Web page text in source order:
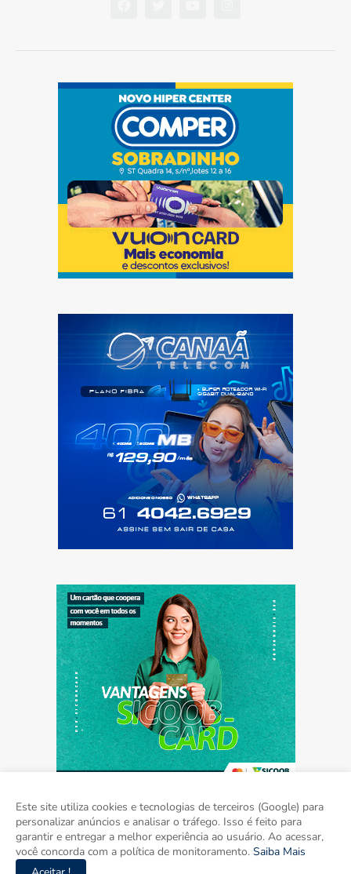
Home Sobre Contato Mídia Kit
Este site utiliza cookies e tecnologias de terceiros (Google) para
personalizar anúncios e analisar o tráfego. Isso é feito para
garantir e entregar a melhor experiência ao usuário. Ao acessar,
você concorda com a política de monitoramento. Saiba Mais